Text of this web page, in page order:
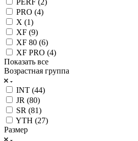
PRO (4)
X (1)
XF (9)
XF 80 (6)
XF PRO (4)
Показать все
Возрастная группа
INT (44)
JR (80)
SR (81)
YTH (27)
Размер